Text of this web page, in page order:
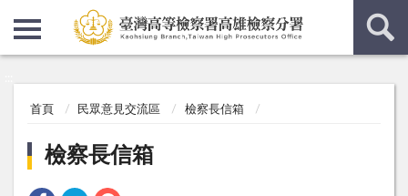
首頁 民眾意見交流區 檢察長信箱
檢察長信箱